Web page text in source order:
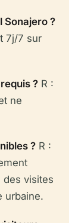
Sonajero ?
7j/7 sur
? R :
ne
? R :
des visites
urbaine.